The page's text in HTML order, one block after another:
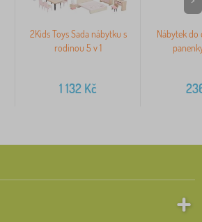
2Kids Toys Sada nábytku s
rodinou 5 v 1
1 132 Kč
Nábytek